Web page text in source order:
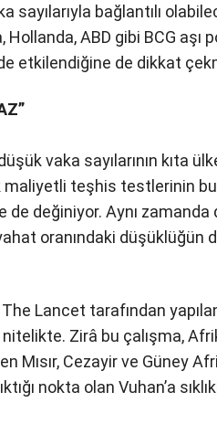
sayılarıyla bağlantılı
ABD gibi BCG aşı
etkilendiğine de dikkat
vaka sayılarının
maliyetli teşhis testlerinin
değiniyor. Aynı zamanda
oranındaki
Lancet tarafından
nitelikte. Zirâ bu çalışma,
Mısır, Cezayir ve Güney
nokta olan Vuhan’a